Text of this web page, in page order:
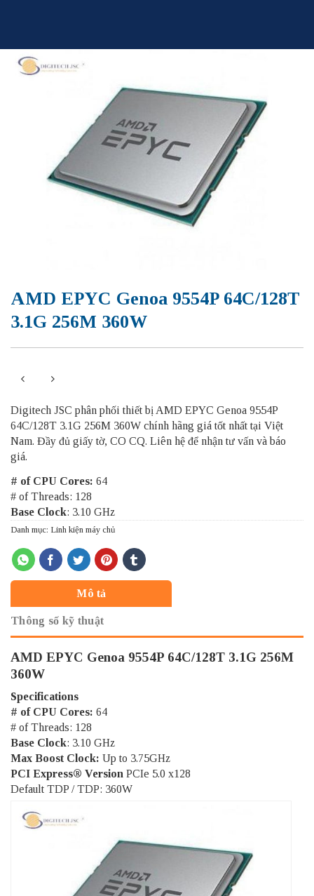
AMD EPYC Genoa 9554P 64C/128T
3.1G 256M 360W
Digitech JSC phân phối thiết bị AMD EPYC Genoa 9554P
64C/128T 3.1G 256M 360W chính hãng giá tốt nhất tại Việt
Nam. Đầy đủ giấy tờ, CO CQ. Liên hệ để nhận tư vấn và báo
giá.
# of CPU Cores: 64
# of Threads: 128
Base Clock: 3.10 GHz
Danh mục: Linh kiện máy chủ
Mô tả
Thông số kỹ thuật
AMD EPYC Genoa 9554P 64C/128T 3.1G 256M
360W
Specifications
# of CPU Cores: 64
# of Threads: 128
Base Clock: 3.10 GHz
Max Boost Clock: Up to 3.75GHz
PCI Express® Version PCIe 5.0 x128
Default TDP / TDP: 360W